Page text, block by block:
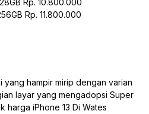
Rp. 10.800.000
Rp. 11.800.000
yang hampir mirip dengan varian
layar yang mengadopsi Super
harga iPhone 13 Di Wates